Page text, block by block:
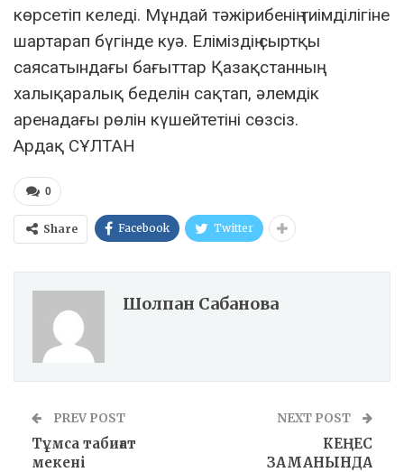
көрсетіп келеді. Мұндай тәжірибенің тиімділігіне
шартарап бүгінде куә. Еліміздің сыртқы
саясатындағы бағыттар Қазақстанның
халықаралық беделін сақтап, әлемдік
аренадағы рөлін күшейтетіні сөзсіз.
Ардақ СҰЛТАН
0
Share Facebook Twitter
Шолпан Сабанова
PREV POST
Тұмса табиғат
мекені
NEXT POST
КЕҢЕС
ЗАМАНЫНДА